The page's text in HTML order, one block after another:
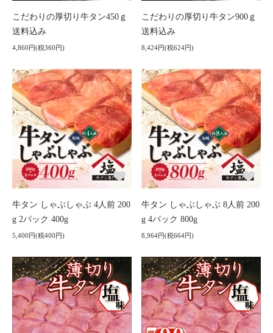
こだわりの厚切り牛タン450ｇ
送料込み
4,860円(税360円)
こだわりの厚切り牛タン900ｇ
送料込み
8,424円(税624円)
牛タン しゃぶしゃぶ 4人前 200
g 2パック 400g
5,400円(税400円)
牛タン しゃぶしゃぶ 8人前 200
g 4パック 800g
8,964円(税664円)